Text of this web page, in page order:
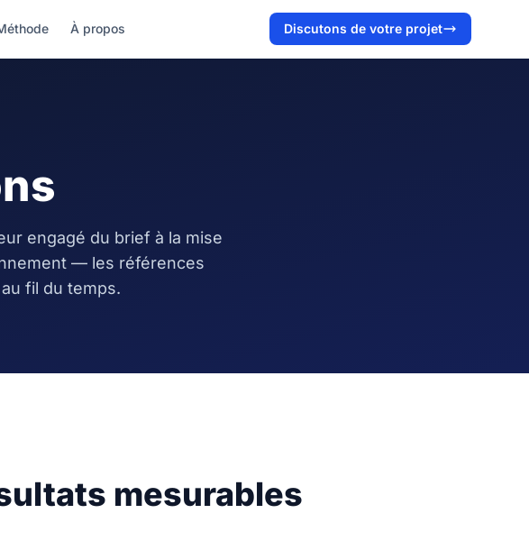
À propos Discutons de votre projet
engagé du brief à la mise
— les références
fil du temps.
mesurables